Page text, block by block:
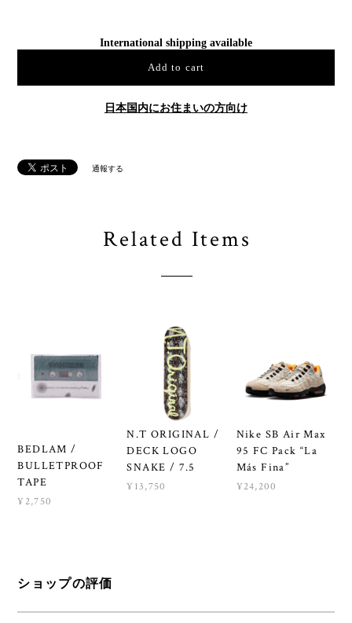
International shipping available
Add to cart
日本国内にお住まいの方向け
通報する
Related Items
BEDLAM /
BULLETPROOF
TAPE
¥2,750
N.T ORIGINAL /
DECK LOGO
SNAKE / 7.5
¥13,750
Nike SB Air Max
95 FC Pack “La
Más Fina”
¥24,200
ショップの評価